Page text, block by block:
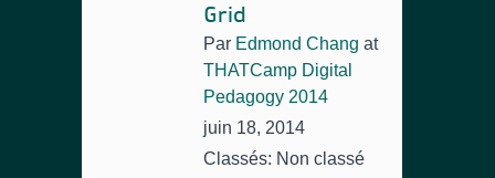
Grid
Par Edmond Chang at
THATCamp Digital
Pedagogy 2014
juin 18, 2014
Classés: Non classé